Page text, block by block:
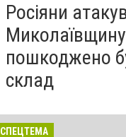
Росіяни
пошкоджено
склад
СПЕЦТЕМА